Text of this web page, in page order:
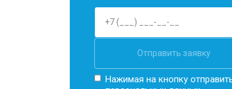
Отправить заявку
Нажимая на кнопку